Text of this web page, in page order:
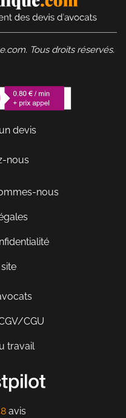
Tous droits réservés.
devis
nous
nous
CGU
travail
avis